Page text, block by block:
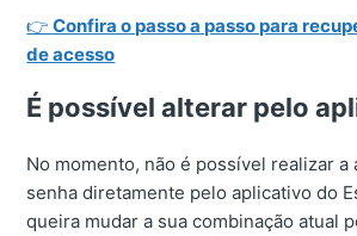
👉Confira o passo a passo para
de acesso
É possível alterar pelo
No momento, não é possível realizar a
senha diretamente pelo aplicativo do
queira mudar a sua combinação atual